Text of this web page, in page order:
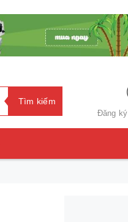
Tìm kiếm
Đăng ký